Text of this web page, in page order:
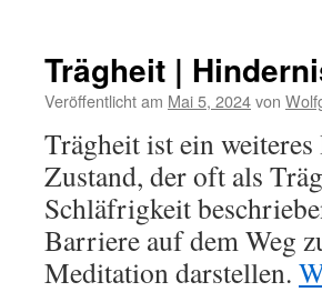
Trägheit |
Veröffentlicht am Mai 5, 2024von
Trägheit ist ein
Zustand, der oft als
Schläfrigkeit
Barriere auf dem Weg
Meditation darstellen.